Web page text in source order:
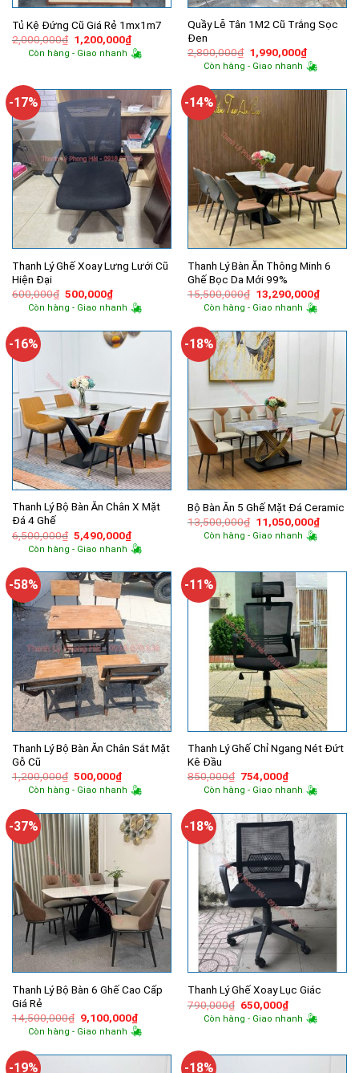
Tủ Kệ Đứng Cũ Giá Rẻ 1mx1m7
2,000,000₫ Giá
gốc
là:
1,200,000₫Giá
hiện
tại
Còn hàng - Giao nhanh
Quầy Lễ Tân 1M2 Cũ Trắng Sọc
Đen
2,800,000₫ Giá
gốc
là:
1,990,000₫Giá
hiện
tại
Còn hàng - Giao nhanh
-17%
Thanh Lý Ghế Xoay Lưng Lưới Cũ
Hiện Đại
600,000₫ Giá
gốc
là:
500,000₫Giá
hiện
tại
500,000₫.
Còn hàng - Giao nhanh
-14%
Thanh Lý Bàn Ăn Thông Minh 6
Ghế Bọc Da Mới 99%
15,500,000₫ Giá
gốc
là:
13,290,000₫Giá
hiện
Còn hàng - Giao nhanh
-16%
Thanh Lý Bộ Bàn Ăn Chân X Mặt
Đá 4 Ghế
6,500,000₫ Giá
gốc
là:
5,490,000₫Giá
hiện
tại
5,490,000₫.
Còn hàng - Giao nhanh
-18%
Bộ Bàn Ăn 5 Ghế Mặt Đá Ceramic
13,500,000₫ Giá
gốc
là:
11,050,000₫Giá
hiện
Còn hàng - Giao nhanh
-58%
Thanh Lý Bộ Bàn Ăn Chân Sắt Mặt
Gỗ Cũ
1,200,000₫ Giá
gốc
là:
500,000₫Giá
hiện
tại
500,000₫.
Còn hàng - Giao nhanh
-11%
Thanh Lý Ghế Chỉ Ngang Nét Đứt
Kê Đầu
850,000₫ Giá
gốc
là:
754,000₫Giá
hiện
tại
754,000₫.
Còn hàng - Giao nhanh
-37%
Thanh Lý Bộ Bàn 6 Ghế Cao Cấp
Giá Rẻ
14,500,000₫ Giá
gốc
là:
9,100,000₫Giá
hiện
tại
9,100,000₫.
Còn hàng - Giao nhanh
-18%
Thanh Lý Ghế Xoay Lục Giác
790,000₫ Giá
gốc
là:
650,000₫Giá
hiện
tại
Còn hàng - Giao nhanh
-19% -18%